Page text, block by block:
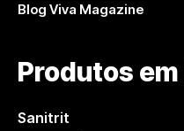
Blog Viva Magazine
Produtos
Sanitrit